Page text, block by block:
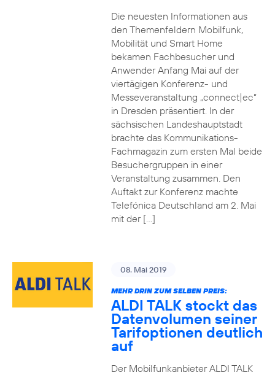
Die neuesten Informationen aus
den Themenfeldern Mobilfunk,
Mobilität und Smart Home
bekamen Fachbesucher und
Anwender Anfang Mai auf der
viertägigen Konferenz- und
Messeveranstaltung „connect|ec“
in Dresden präsentiert. In der
sächsischen Landeshauptstadt
brachte das Kommunikations-
Fachmagazin zum ersten Mal beide
Besuchergruppen in einer
Veranstaltung zusammen. Den
Auftakt zur Konferenz machte
Telefónica Deutschland am 2. Mai
mit der […]
08. Mai 2019
MEHR DRIN ZUM SELBEN PREIS:
ALDI TALK stockt das
Datenvolumen seiner
Tarifoptionen deutlich
auf
Der Mobilfunkanbieter ALDI TALK